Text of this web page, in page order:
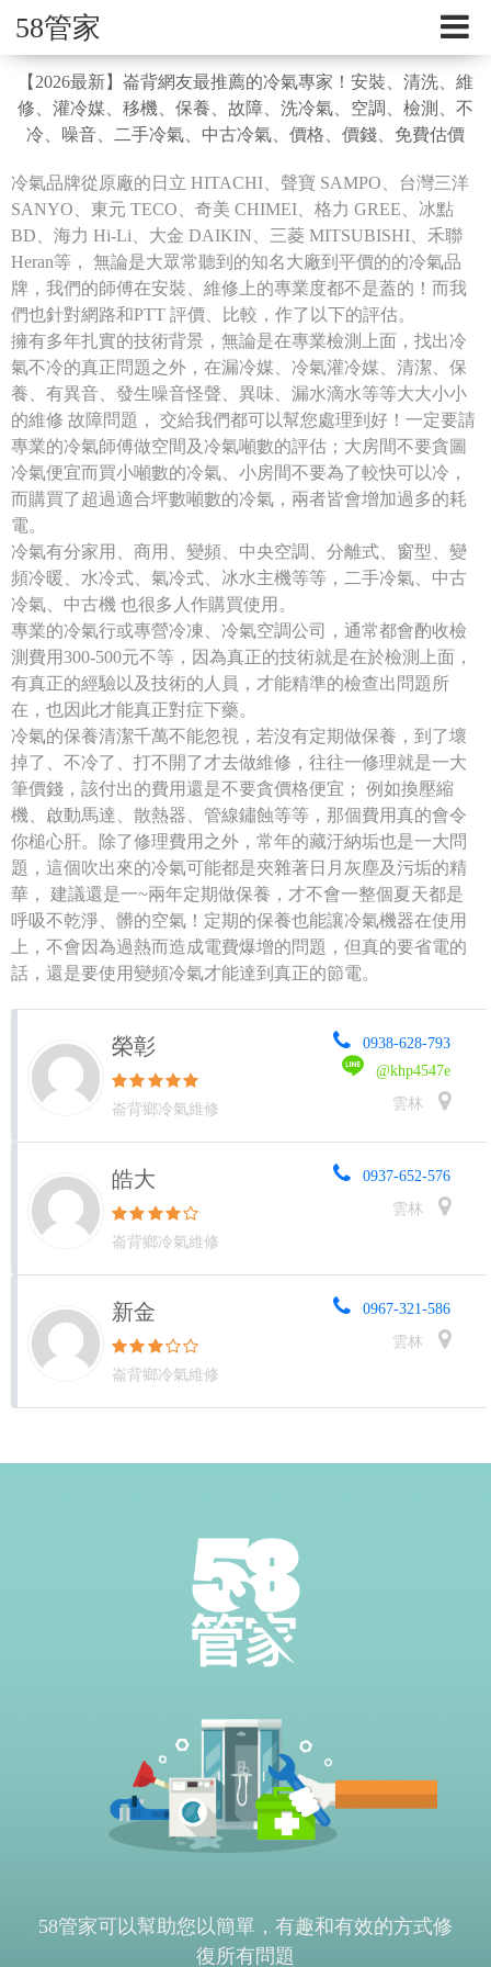
58管家
【2026最新】崙背網友最推薦的冷氣專家！安裝、清洗、維
修、灌冷媒、移機、保養、故障、洗冷氣、空調、檢測、不
冷、噪音、二手冷氣、中古冷氣、價格、價錢、免費估價
冷氣品牌從原廠的日立 HITACHI、聲寶 SAMPO、台灣三洋
SANYO、東元 TECO、奇美 CHIMEI、格力 GREE、冰點
BD、海力 Hi-Li、大金 DAIKIN、三菱 MITSUBISHI、禾聯
Heran等， 無論是大眾常聽到的知名大廠到平價的的冷氣品
牌，我們的師傅在安裝、維修上的專業度都不是蓋的！而我
們也針對網路和PTT 評價、比較，作了以下的評估。
擁有多年扎實的技術背景，無論是在專業檢測上面，找出冷
氣不冷的真正問題之外，在漏冷媒、冷氣灌冷媒、清潔、保
養、有異音、發生噪音怪聲、異味、漏水滴水等等大大小小
的維修 故障問題， 交給我們都可以幫您處理到好！一定要請
專業的冷氣師傅做空間及冷氣噸數的評估；大房間不要貪圖
冷氣便宜而買小噸數的冷氣、小房間不要為了較快可以冷，
而購買了超過適合坪數噸數的冷氣，兩者皆會增加過多的耗
電。
冷氣有分家用、商用、變頻、中央空調、分離式、窗型、變
頻冷暖、水冷式、氣冷式、冰水主機等等，二手冷氣、中古
冷氣、中古機 也很多人作購買使用。
專業的冷氣行或專營冷凍、冷氣空調公司，通常都會酌收檢
測費用300-500元不等，因為真正的技術就是在於檢測上面，
有真正的經驗以及技術的人員，才能精準的檢查出問題所
在，也因此才能真正對症下藥。
冷氣的保養清潔千萬不能忽視，若沒有定期做保養，到了壞
掉了、不冷了、打不開了才去做維修，往往一修理就是一大
筆價錢，該付出的費用還是不要貪價格便宜； 例如換壓縮
機、啟動馬達、散熱器、管線鏽蝕等等，那個費用真的會令
你槌心肝。除了修理費用之外，常年的藏汙納垢也是一大問
題，這個吹出來的冷氣可能都是夾雜著日月灰塵及污垢的精
華， 建議還是一~兩年定期做保養，才不會一整個夏天都是
呼吸不乾淨、髒的空氣！定期的保養也能讓冷氣機器在使用
上，不會因為過熱而造成電費爆增的問題，但真的要省電的
話，還是要使用變頻冷氣才能達到真正的節電。
榮彰
崙背鄉冷氣維修
0938-628-793
@khp4547e
雲林
皓大
崙背鄉冷氣維修
0937-652-576
雲林
新金
崙背鄉冷氣維修
0967-321-586
雲林
58管家可以幫助您以簡單，有趣和有效的方式修
復所有問題